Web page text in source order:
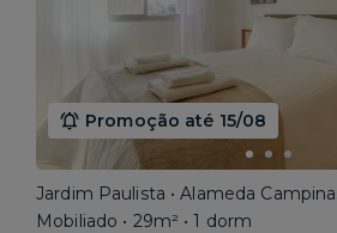
Promoção até 15/08
Jardim Paulista • Alameda
Mobiliado • 29m² • 1 dorm